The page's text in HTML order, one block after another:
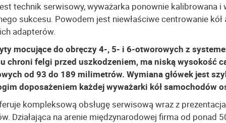
technik serwisowy, wyważarka ponownie kalibrowana
sukcesu. Powodem jest niewłaściwe centrowanie kół
adapterów.
mocujące do obręczy 4-, 5- i 6-otworowych z
chroni felgi przed uszkodzeniem, ma niską wysokość
od 93 do 189 milimetrów. Wymiana główek jest
doposażeniem każdej wyważarki kół samochodów
kompleksową obsługę serwisową wraz z
Działająca na arenie międzynarodowej firma od ponad